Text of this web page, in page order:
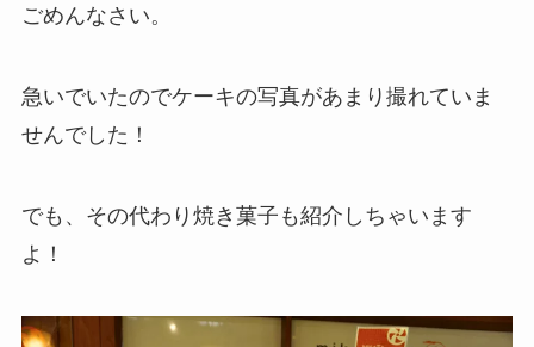
ごめんなさい。
急いでいたのでケーキの写真があまり撮れていま
せんでした！
でも、その代わり焼き菓子も紹介しちゃいます
よ！